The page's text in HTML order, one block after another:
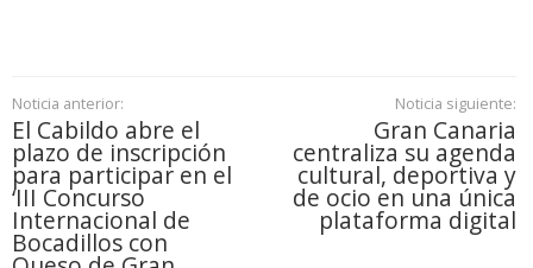
Noticia anterior:
El Cabildo abre el
plazo de inscripción
para participar en el
‘III Concurso
Internacional de
Bocadillos con
Noticia siguiente:
Gran Canaria
centraliza su agenda
cultural, deportiva y
de ocio en una única
plataforma digital